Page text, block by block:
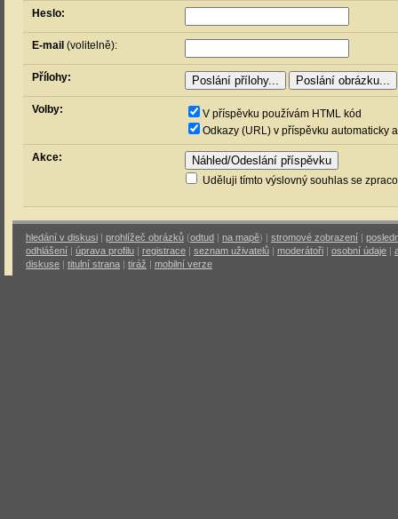
Heslo:
E-mail (volitelně):
Přílohy:
Volby:
V příspěvku používám HTML kód
Odkazy (URL) v příspěvku automaticky
Akce:
Uděluji tímto výslovný souhlas se
hledání v diskusi | prohlížeč obrázků (odtud | na mapě) | stromové zobrazení |
odhlášení | úprava profilu | registrace | seznam uživatelů | moderátoři | osobní údaje |
diskuse | titulní strana | tiráž | mobilní verze